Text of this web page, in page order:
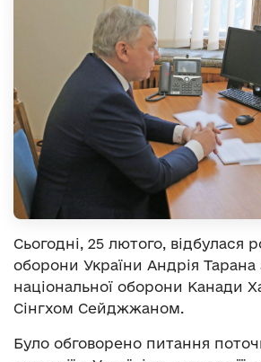
Сьогодні, 25 лютого, відбулася
оборони України Андрія Тарана
національної оборони Канади
Сінгхом Сейджжаном.
Було обговорено питання